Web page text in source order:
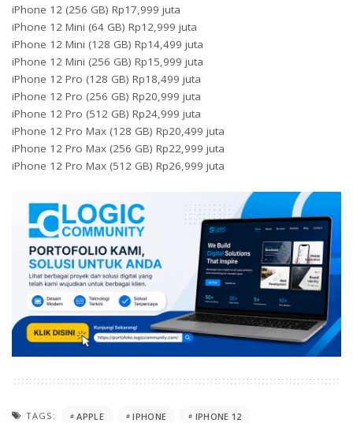
iPhone 12 (256 GB) Rp17,999 juta
iPhone 12 Mini (64 GB) Rp12,999 juta
iPhone 12 Mini (128 GB) Rp14,499 juta
iPhone 12 Mini (256 GB) Rp15,999 juta
iPhone 12 Pro (128 GB) Rp18,499 juta
iPhone 12 Pro (256 GB) Rp20,999 juta
iPhone 12 Pro (512 GB) Rp24,999 juta
iPhone 12 Pro Max (128 GB) Rp20,499 juta
iPhone 12 Pro Max (256 GB) Rp22,999 juta
iPhone 12 Pro Max (512 GB) Rp26,999 juta
TAGS: APPLE IPHONE
IPHONE 12